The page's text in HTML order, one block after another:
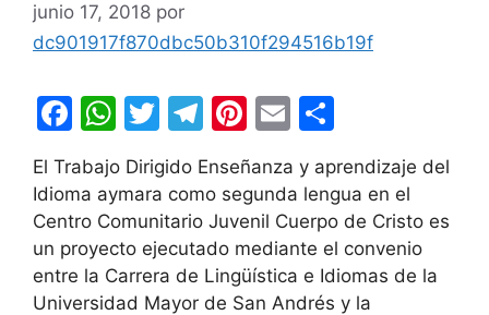
junio 17, 2018 por
dc901917f870dbc50b310f294516b19f
F
a
c
e
b
o
W
h
at
s
A
p
T
w
itt
er
T
el
e
gr
a
m
Pi
nt
er
e
st
E
ai
l
m
p
ar
tir
El Trabajo Dirigido Enseñanza y aprendizaje del
Idioma aymara como segunda lengua en el
Centro Comunitario Juvenil Cuerpo de Cristo es
un proyecto ejecutado mediante el convenio
entre la Carrera de Lingüística e Idiomas de la
Universidad Mayor de San Andrés y la